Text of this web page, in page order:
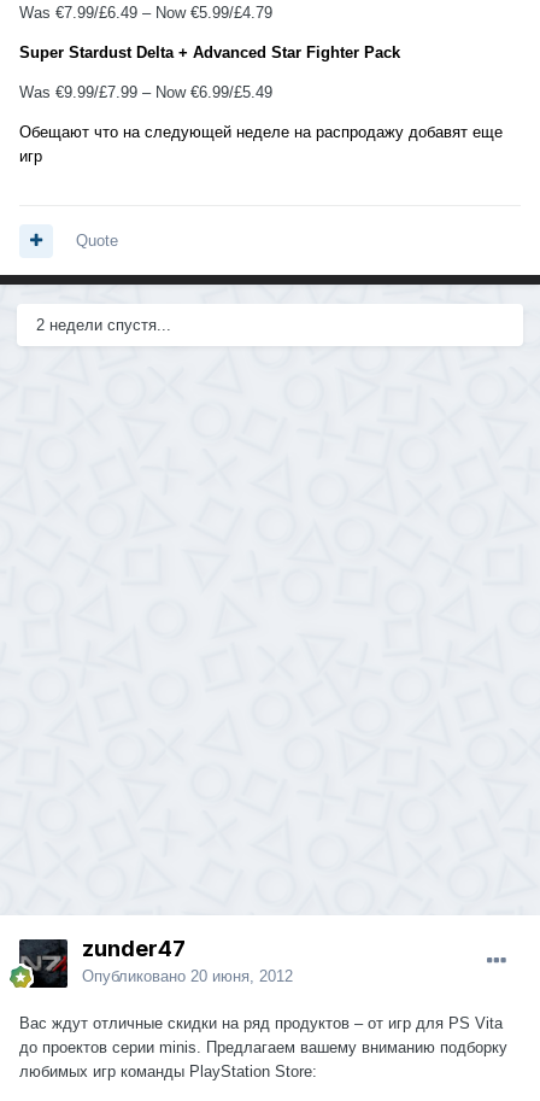
Was €7.99/£6.49 – Now €5.99/£4.79
Super Stardust Delta + Advanced Star Fighter Pack
Was €9.99/£7.99 – Now €6.99/£5.49
Обещают что на следующей неделе на распродажу добавят еще
игр
Quote
2 недели спустя...
zunder47
Опубликовано 20 июня, 2012
Вас ждут отличные скидки на ряд продуктов – от игр для PS Vita
до проектов серии minis. Предлагаем вашему вниманию подборку
любимых игр команды PlayStation Store: